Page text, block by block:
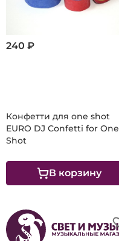
Конфетти для one shot
EURO DJ Confetti for One
Shot
240 ₽
В корзину